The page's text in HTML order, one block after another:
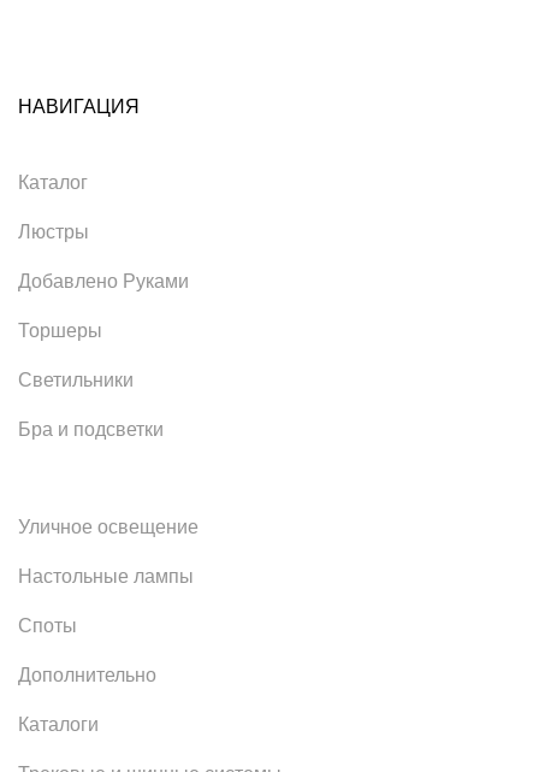
НАВИГАЦИЯ
Каталог
Люстры
Добавлено Руками
Торшеры
Светильники
Бра и подсветки
Уличное освещение
Настольные лампы
Споты
Дополнительно
Каталоги